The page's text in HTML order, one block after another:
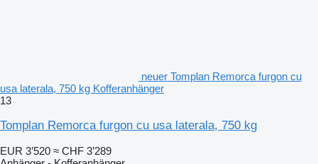
neuer Tomplan Remorca furgon cu
usa laterala, 750 kg Kofferanhänger
13
Tomplan Remorca furgon cu usa laterala, 750 kg
EUR 3’520 ≈ CHF 3’289